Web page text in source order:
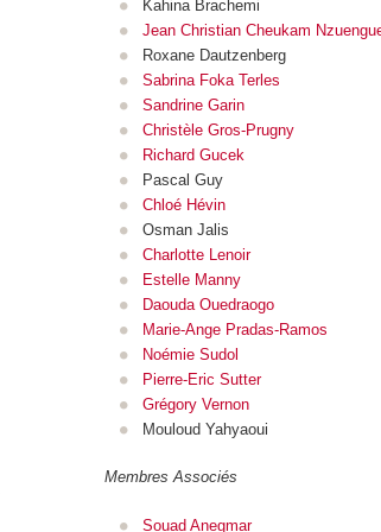
Kahina Brachemi
Jean Christian Cheukam
Roxane Dautzenberg
Sabrina Foka Terles
Sandrine Garin
Christèle Gros-Prugny
Richard Gucek
Pascal Guy
Chloé Hévin
Osman Jalis
Charlotte Lenoir
Estelle Manny
Daouda Ouedraogo
Marie-Ange Pradas-Ramos
Noémie Sudol
Pierre-Eric Sutter
Grégory Vernon
Mouloud Yahyaoui
Membres Associés
Souad Anegmar